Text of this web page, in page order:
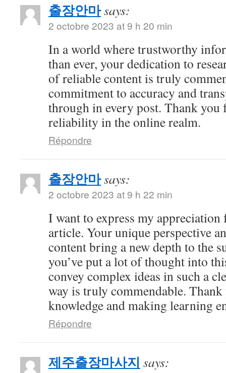
출장안마says:
2 octobre 2023 at 9 h 20 min
In a world where trustworthy
than ever, your dedication to
of reliable content is truly
commitment to accuracy and
through in every post. Thank you
reliability in the online realm.
Répondre
출장안마says:
2 octobre 2023 at 9 h 22 min
I want to express my
article. Your unique perspective
content bring a new depth to the
you’ve put a lot of thought into
convey complex ideas in such a
way is truly commendable.
knowledge and making learning
Répondre
제주출장마사지 says: